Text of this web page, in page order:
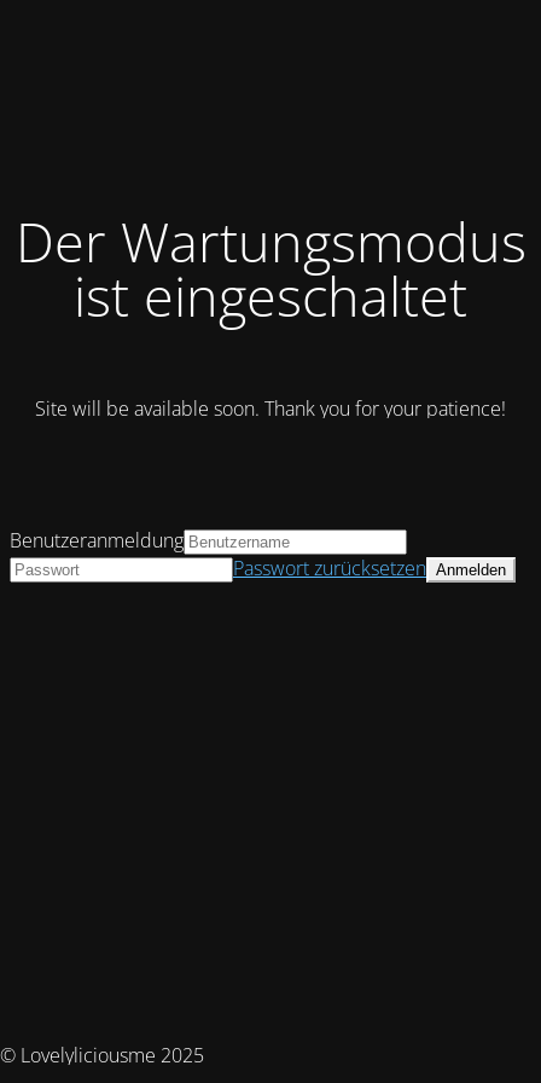
Der Wartungsmodus
ist eingeschaltet
Site will be available soon. Thank you for your patience!
© Lovelyliciousme 2025
Benutzeranmeldung
Passwort zurücksetzen